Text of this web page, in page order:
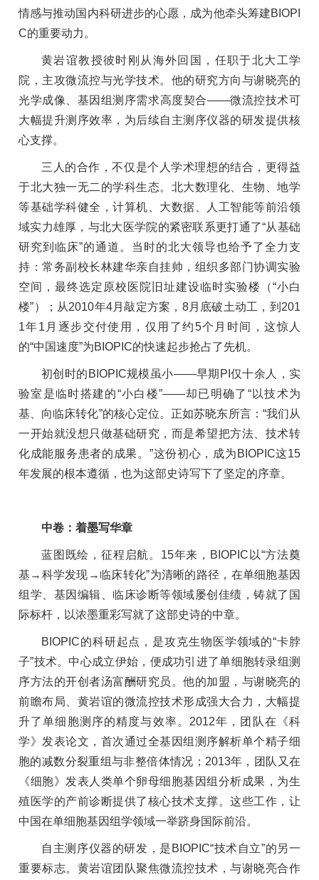
情感与推动国内科研进步的心愿，成为他牵头筹建BIOPI
C的重要动力。
黄岩谊教授彼时刚从海外回国，任职于北大工学
院，主攻微流控与光学技术。他的研究方向与谢晓亮的
光学成像、基因组测序需求高度契合——微流控技术可
大幅提升测序效率，为后续自主测序仪器的研发提供核
心支撑。
三人的合作，不仅是个人学术理想的结合，更得益
于北大独一无二的学科生态。北大数理化、生物、地学
等基础学科健全，计算机、大数据、人工智能等前沿领
域实力雄厚，与北大医学院的紧密联系更打通了“从基础
研究到临床”的通道。当时的北大领导也给予了全力支
持：常务副校长林建华亲自挂帅，组织多部门协调实验
空间，最终选定原校医院旧址建设临时实验楼（“小白
楼”）；从2010年4月敲定方案，8月底破土动工，到201
1年1月逐步交付使用，仅用了约5个月时间，这惊人
的“中国速度”为BIOPIC的快速起步抢占了先机。
初创时的BIOPIC规模虽小——早期PI仅十余人，实
验室是临时搭建的“小白楼”——却已明确了“以技术为
基、向临床转化”的核心定位。正如苏晓东所言：“我们从
一开始就没想只做基础研究，而是希望把方法、技术转
化成能服务患者的成果。”这份初心，成为BIOPIC这15
年发展的根本遵循，也为这部史诗写下了坚定的序章。
中卷：着墨写华章
蓝图既绘，征程启航。15年来，BIOPIC以“方法奠
基→科学发现→临床转化”为清晰的路径，在单细胞基因
组学、基因编辑、临床诊断等领域屡创佳绩，铸就了国
际标杆，以浓墨重彩写就了这部史诗的中章。
BIOPIC的科研起点，是攻克生物医学领域的“卡脖
子”技术。中心成立伊始，便成功引进了单细胞转录组测
序方法的开创者汤富酬研究员。他的加盟，与谢晓亮的
前瞻布局、黄岩谊的微流控技术形成强大合力，大幅提
升了单细胞测序的精度与效率。2012年，团队在《科
学》发表论文，首次通过全基因组测序解析单个精子细
胞的减数分裂重组与非整倍体情况；2013年，团队又在
《细胞》发表人类单个卵母细胞基因组分析成果，为生
殖医学的产前诊断提供了核心技术支撑。这些工作，让
中国在单细胞基因组学领域一举跻身国际前沿。
自主测序仪器的研发，是BIOPIC“技术自立”的另一
重要标志。黄岩谊团队聚焦微流控技术，与谢晓亮合作